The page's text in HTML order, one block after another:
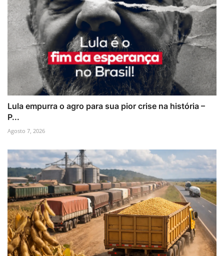
Lula empurra o agro para sua pior crise na história –
P...
Agosto 7, 2026